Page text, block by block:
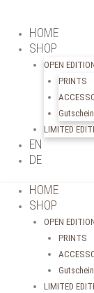
HOME
SHOP
OPEN
PRINTS
LIMITED
EN
DE
HOME
SHOP
OPEN
PRINTS
LIMITED